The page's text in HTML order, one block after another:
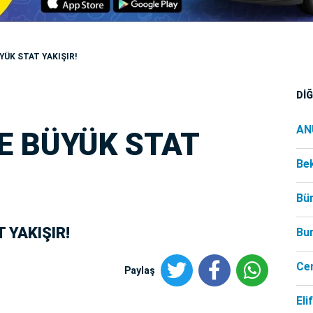
STAT YAKIŞIR!
BÜYÜK STAT
YAKIŞIR!
Paylaş